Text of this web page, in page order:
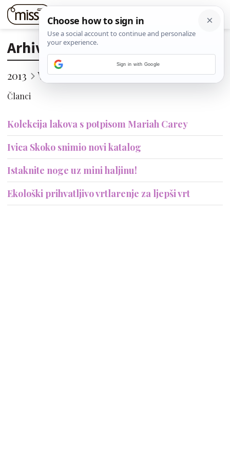
Arhiva
2013 Veljača 20. (Srijeda)
Članci
Kolekcija lakova s potpisom Mariah Carey
Ivica Skoko snimio novi katalog
Istaknite noge uz mini haljinu!
Ekološki prihvatljivo vrtlarenje za ljepši vrt
Sign in with Google